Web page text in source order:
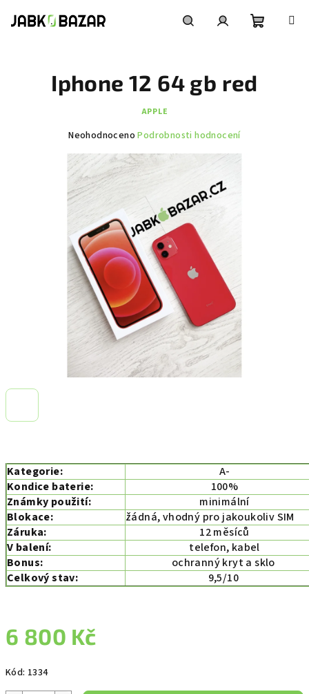
košík
Kategorie:
A-
Kondice baterie:
100%
Známky použití:
minimální
Blokace:
žádná, vhodný pro jakoukoliv SIM
Záruka:
12 měsíců
V balení:
telefon, kabel
Bonus:
ochranný kryt a sklo
Celkový stav:
9,5/10
6 800 Kč
cena:
Kód: 1334
Iphone 12 64 gb red
APPLE
Průměrné
produktu
je
0,0
z
5
hvězdiček.
Neohodnoceno Podrobnosti hodnocení